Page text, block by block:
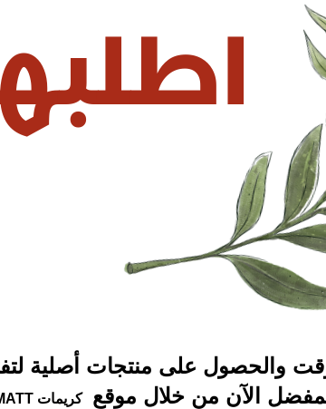
والحصول على منتجات أصلية
الآن من خلال موقع
كريمات